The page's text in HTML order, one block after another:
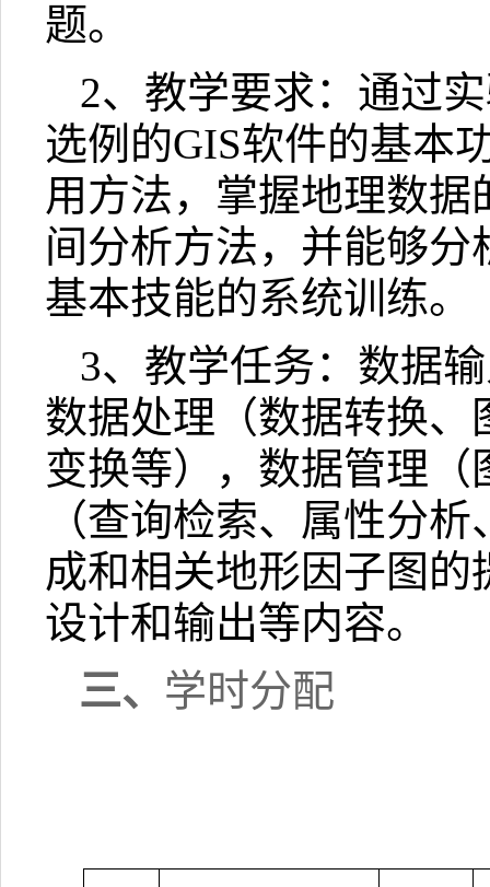
题。
2、教学要求：通过
选例的GIS软件的基本
用方法，掌握地理数
间分析方法，并能够
基本技能的系统训练。
3、教学任务：数据
数据处理（数据转换
变换等），数据管理
（查询检索、属性分
成和相关地形因子图
设计和输出等内容。
三、 学时分配